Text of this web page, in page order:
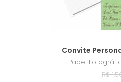
Convite
Papel
R$